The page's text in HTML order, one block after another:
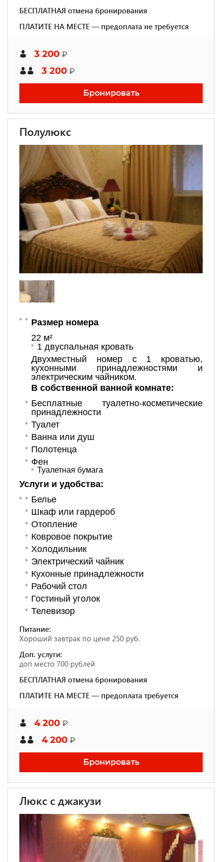
БЕСПЛАТНАЯ отмена бронирования
ПЛАТИТЕ НА МЕСТЕ — предоплата не требуется
3 200 ₽
3 200 ₽
Бронировать
Полулюкс
Размер номера
22 м²
1 двуспальная кровать
Двухместный номер с 1 кроватью,
кухонными принадлежностями и
электрическим чайником.
В собственной ванной комнате:
Бесплатные туалетно-косметические
принадлежности
Туалет
Ванна или душ
Полотенца
Фен
Туалетная бумага
Услуги и удобства: ​
Белье
Шкаф или гардероб
Отопление
Ковровое покрытие
Холодильник
Электрический чайник
Кухонные принадлежности
Рабочий стол
Гостиный уголок
Телевизор
Питание:
Хороший завтрак по цене 250 руб.
Доп. услуги:
доп место 700 рублей
БЕСПЛАТНАЯ отмена бронирования
ПЛАТИТЕ НА МЕСТЕ — предоплата требуется
4 200 ₽
4 200 ₽
Бронировать
Люкс с джакузи